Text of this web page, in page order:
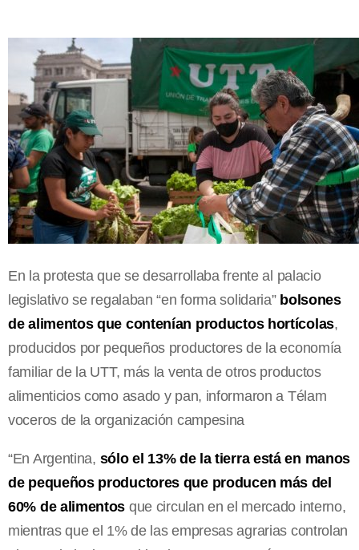
En la protesta que se desarrollaba frente al palacio
legislativo se regalaban “en forma solidaria”bolsones
de alimentos que contenían productos hortícolas,
producidos por pequeños productores de la economía
familiar de la UTT, más la venta de otros productos
alimenticios como asado y pan, informaron a Télam
voceros de la organización campesina
“En Argentina, sólo el 13% de la tierra está en manos
de pequeños productores que producen más del
60% de alimentos que circulan en el mercado interno,
mientras que el 1% de las empresas agrarias controlan